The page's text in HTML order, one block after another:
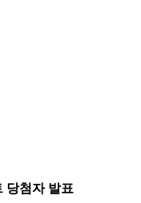
당첨자 발표